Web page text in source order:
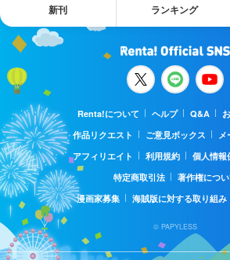
新刊 ランキング
Renta!について ヘルプ Q&A
作品リクエスト
ご意見ボックス
メ
アフィリエイト
利用規約
個人情報
特定商取引法
著作権につ
漫画家募集
海賊版に対する取り組み
© PAPYLESS